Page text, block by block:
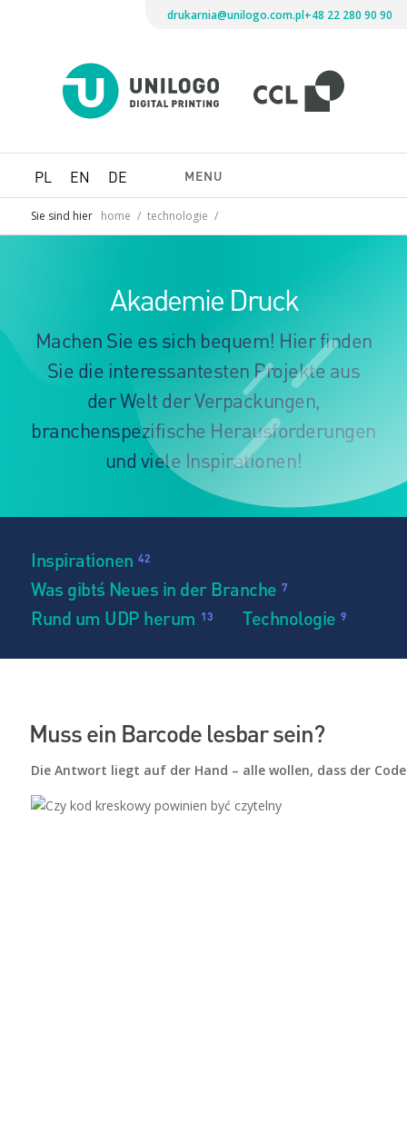
Digital
drukarnia@unilogo.com.pl+48 22 280 90 90
PL EN DE MENU
Sie sind hier home / technologie /
Akademie Druck
Machen Sie es sich bequem! Hier finden
Sie die interessantesten Projekte aus
der Welt der Verpackungen,
branchenspezifische Herausforderungen
und viele Inspirationen!
Inspirationen 42
Was gibt´s Neues in der Branche 7
Rund um UDP herum 13 Technologie 9
Muss ein Barcode lesbar sein?
Die Antwort liegt auf der Hand – alle wollen, dass der